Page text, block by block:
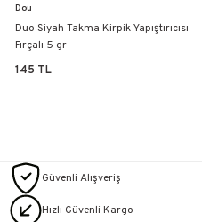
Dou
Duo Siyah Takma Kirpik Yapıştırıcısı
Fırçalı 5 gr
145 TL
Güvenli Alışveriş
Hızlı Güvenli Kargo